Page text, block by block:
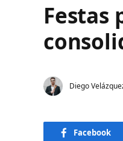
Festas
Diego
Facebook